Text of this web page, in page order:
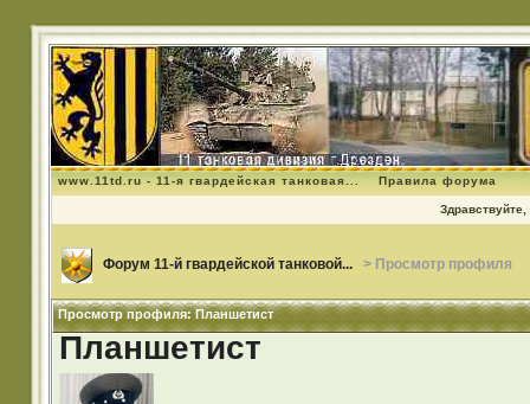
www.11td.ru - 11-я гвардейская танковая... Правила форума
Здравствуйте,
Форум 11-й гвардейской танковой... > Просмотр профиля
Просмотр профиля: Планшетист
Планшетист